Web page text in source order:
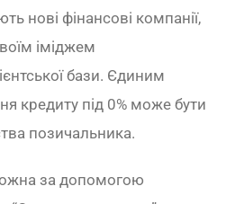
нові фінансові компанії,
іміджем
бази. Єдиним
кредиту під 0% може бути
позичальника.
за допомогою